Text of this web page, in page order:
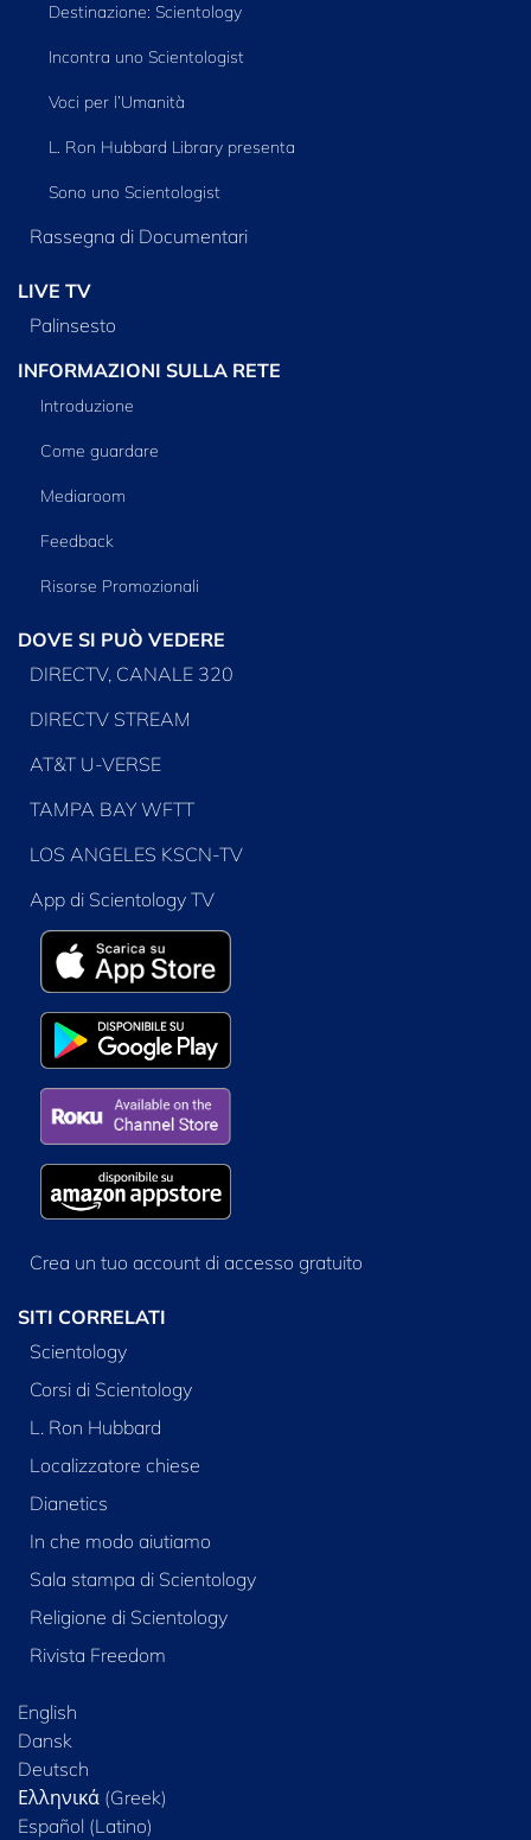
Destinazione: Scientology
Incontra uno Scientologist
Voci per l’Umanità
L. Ron Hubbard Library presenta
Sono uno Scientologist
Rassegna di Documentari
LIVE TV
Palinsesto
INFORMAZIONI SULLA RETE
Introduzione
Come guardare
Mediaroom
Feedback
Risorse Promozionali
DOVE SI PUÒ VEDERE
DIRECTV, CANALE 320
DIRECTV STREAM
AT&T U-VERSE
TAMPA BAY WFTT
LOS ANGELES KSCN-TV
App di Scientology TV
Crea un tuo account di accesso gratuito
SITI CORRELATI
Scientology
Corsi di Scientology
L. Ron Hubbard
Localizzatore chiese
Dianetics
In che modo aiutiamo
Sala stampa di Scientology
Religione di Scientology
Rivista Freedom
English
Dansk
Deutsch
Ελληνικά (Greek)
Español (Latino)